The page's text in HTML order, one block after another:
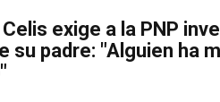
Celis exige a la PNP
su padre: "Alguien ha